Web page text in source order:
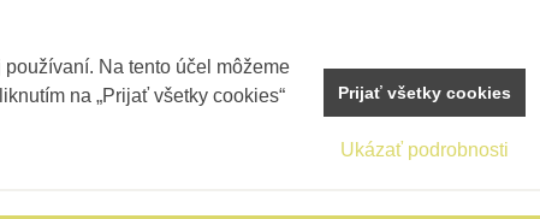
Na tento účel môžeme
na „Prijať všetky cookies“
Ukázať podrobnosti
Prijať všetky cookies